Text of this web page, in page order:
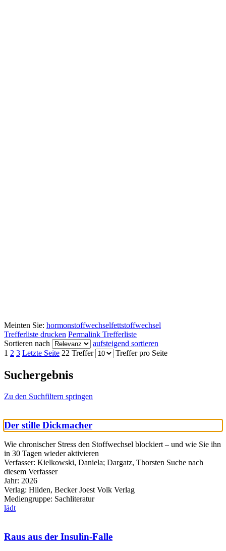
Meinten Sie: hormonstoffwechselfettstoffwechsel
Trefferliste drucken Permalink Trefferliste
Sortieren nach
aufsteigend sortieren
1 2 3 Letzte Seite 22 Treffer Treffer pro Seite
Suchergebnis
Zu den Suchfiltern springen
Der stille Dickmacher
Wie chronischer Stress den Stoffwechsel blockiert – und wie Sie ihn
in 30 Tagen wieder aktivieren
Verfasser: Kielkowski, Daniela; Dargatz, Thorsten Suche nach
diesem Verfasser
Jahr: 2026
Verlag: Hilden, Becker Joest Volk Verlag
Mediengruppe: Sachliteratur
lädt
Raus aus der Insulin-Falle